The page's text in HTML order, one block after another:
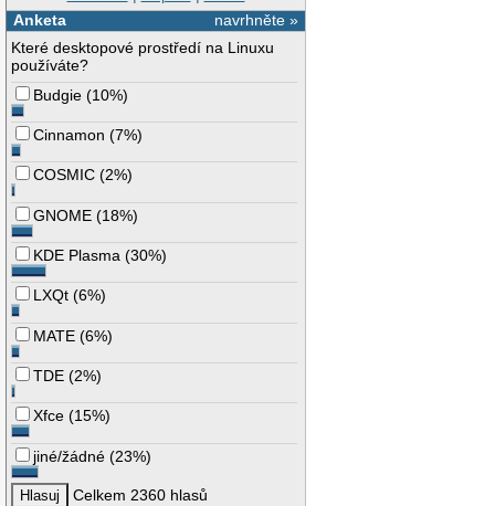
navrhněte »
Anketa
Které desktopové prostředí na Linuxu
používáte?
Budgie (10%)
Cinnamon (7%)
COSMIC (2%)
GNOME (18%)
KDE Plasma (30%)
LXQt (6%)
MATE (6%)
TDE (2%)
Xfce (15%)
jiné/žádné (23%)
Celkem 2360 hlasů